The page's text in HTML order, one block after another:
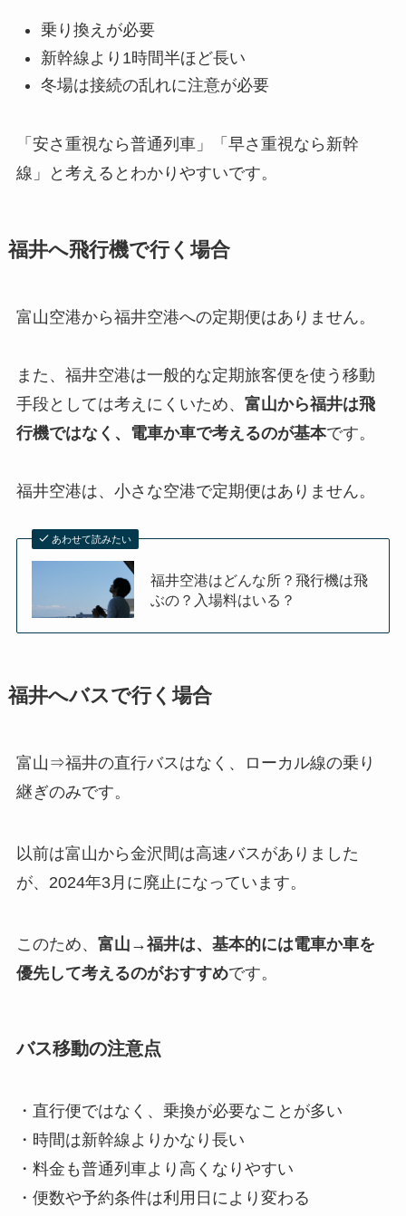
乗り換えが必要
新幹線より1時間半ほど長い
冬場は接続の乱れに注意が必要
「安さ重視なら普通列車」「早さ重視なら新幹
線」と考えるとわかりやすいです。
福井へ飛行機で行く場合
富山空港から福井空港への定期便はありません。
また、福井空港は一般的な定期旅客便を使う移動
手段としては考えにくいため、 富山から福井は飛
行機ではなく、電車か車で考えるのが基本です。
福井空港は、小さな空港で定期便はありません。
あわせて読みたい
福井空港はどんな所？飛行機は飛
ぶの？入場料はいる？
福井へバスで行く場合
富山⇒福井の直行バスはなく、ローカル線の乗り
継ぎのみです。
以前は富山から金沢間は高速バスがありました
が、2024年3月に廃止になっています。
このため、 富山→福井は、基本的には電車か車を
優先して考えるのがおすすめです。
バス移動の注意点
・直行便ではなく、乗換が必要なことが多い
・時間は新幹線よりかなり長い
・料金も普通列車より高くなりやすい
・便数や予約条件は利用日により変わる